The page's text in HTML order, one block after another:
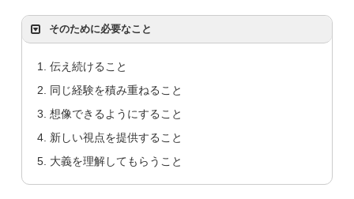
そのために必要なこと
伝え続けること
同じ経験を積み重ねること
想像できるようにすること
新しい視点を提供すること
大義を理解してもらうこと